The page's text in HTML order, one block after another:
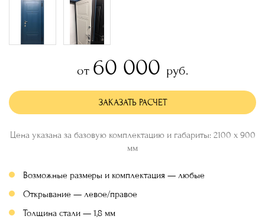
от 60 000 руб.
ЗАКАЗАТЬ РАСЧЕТ
Цена указана за базовую комплектацию и габариты: 2100 х 900
мм
Возможные размеры и комплектация — любые
Открывание — левое/правое
Толщина стали — 1,8 мм